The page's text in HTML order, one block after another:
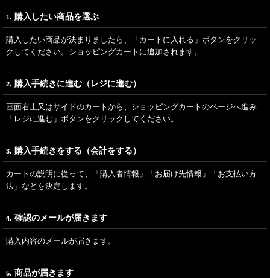
1. 購入したい商品を選ぶ
購入したい商品が決まりましたら、「カートに入れる」ボタンをクリッ
クしてください。ショッピングカートに追加されます。
2. 購入手続きに進む（レジに進む）
画面右上又はサイドのカートから、ショッピングカートのページへ進み
「レジに進む」ボタンをクリックしてください。
3. 購入手続きをする（会計をする）
カートの説明に従って、「購入者情報」「お届け先情報」「お支払い方
法」などを決定します。
4. 確認のメールが届きます
購入内容のメールが届きます。
5. 商品が届きます